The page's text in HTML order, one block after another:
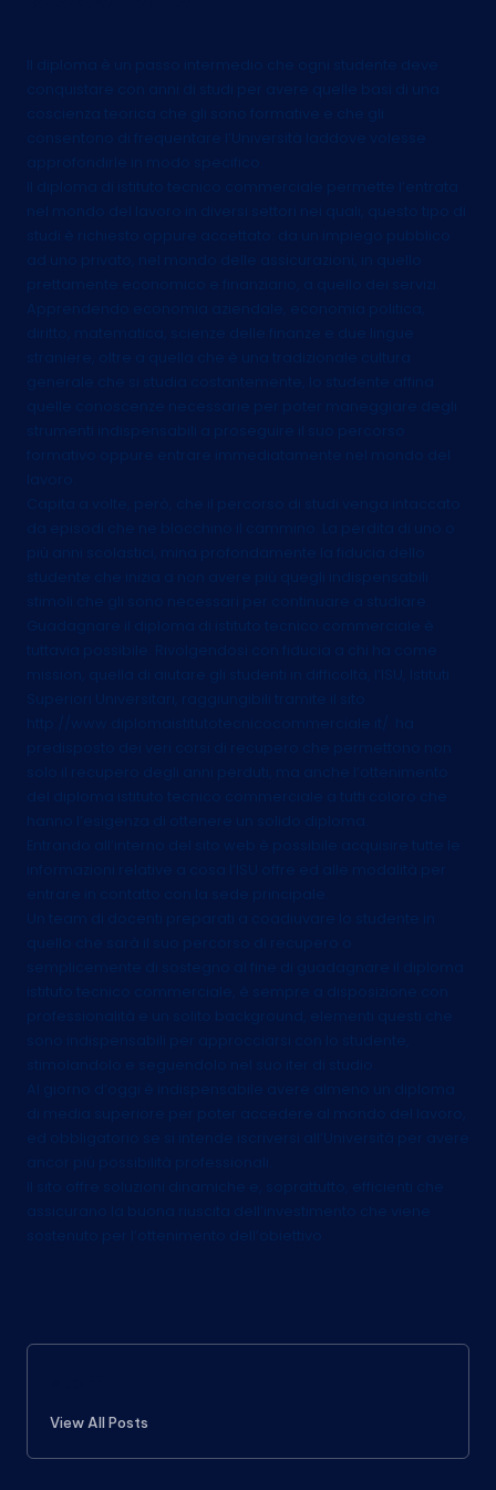
Il diploma è un passo intermedio che ogni studente deve
conquistare con anni di studi per avere quelle basi di una
coscienza teorica che gli sono formative e che gli
consentono di frequentare l’Università laddove volesse
approfondirle in modo specifico.
Il diploma di istituto tecnico commerciale permette l’entrata
nel mondo del lavoro in diversi settori nei quali, questo tipo di
studi è richiesto oppure accettato: da un impiego pubblico
ad uno privato, nel mondo delle assicurazioni, in quello
prettamente economico e finanziario, a quello dei servizi.
Apprendendo economia aziendale, economia politica,
diritto, matematica, scienze delle finanze e due lingue
straniere, oltre a quella che è una tradizionale cultura
generale che si studia costantemente, lo studente affina
quelle conoscenze necessarie per poter maneggiare degli
strumenti indispensabili a proseguire il suo percorso
formativo oppure entrare immediatamente nel mondo del
lavoro.
Capita a volte, però, che il percorso di studi venga intaccato
da episodi che ne blocchino il cammino. La perdita di uno o
più anni scolastici, mina profondamente la fiducia dello
studente che inizia a non avere più quegli indispensabili
stimoli che gli sono necessari per continuare a studiare.
Guadagnare il diploma di istituto tecnico commerciale è
tuttavia possibile. Rivolgendosi con fiducia a chi ha come
mission, quella di aiutare gli studenti in difficoltà, l’ISU, Istituti
Superiori Universitari, raggiungibili tramite il sito
http://www.diplomaistitutotecnicocommerciale.it/ ha
predisposto dei veri corsi di recupero che permettono non
solo il recupero degli anni perduti, ma anche l’ottenimento
del diploma istituto tecnico commerciale a tutti coloro che
hanno l’esigenza di ottenere un solido diploma.
Entrando all’interno del sito web è possibile acquisire tutte le
informazioni relative a cosa l’ISU offre ed alle modalità per
entrare in contatto con la sede principale.
Un team di docenti preparati a coadiuvare lo studente in
quello che sarà il suo percorso di recupero o
semplicemente di sostegno al fine di guadagnare il diploma
istituto tecnico commerciale, è sempre a disposizione con
professionalità e un solito background, elementi questi che
sono indispensabili per approcciarsi con lo studente,
stimolandolo e seguendolo nel suo iter di studio.
Al giorno d’oggi è indispensabile avere almeno un diploma
di media superiore per poter accedere al mondo del lavoro,
ed obbligatorio se si intende iscriversi all’Università per avere
ancor più possibilità professionali.
Il sito offre soluzioni dinamiche e, soprattutto, efficienti che
assicurano la buona riuscita dell’investimento che viene
sostenuto per l’ottenimento dell’obiettivo.
View All Posts